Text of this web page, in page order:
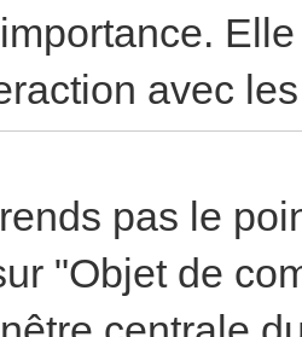
avec
pas le
"Objet de